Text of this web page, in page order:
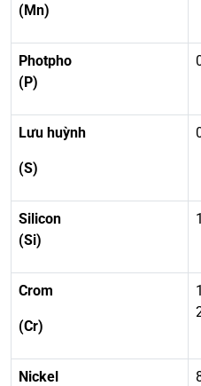
(Mn)
Photpho
(P)
Lưu huỳnh
(S)
Silicon
(Si)
Crom
(Cr)
Nickel